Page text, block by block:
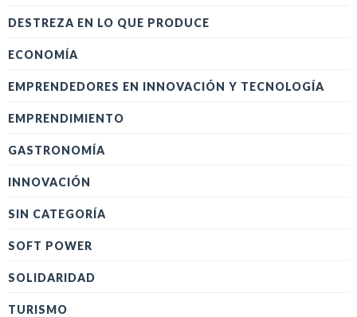
DESTREZA EN LO QUE PRODUCE
ECONOMÍA
EMPRENDEDORES EN INNOVACIÓN Y TECNOLOGÍA
EMPRENDIMIENTO
GASTRONOMÍA
INNOVACIÓN
SIN CATEGORÍA
SOFT POWER
SOLIDARIDAD
TURISMO